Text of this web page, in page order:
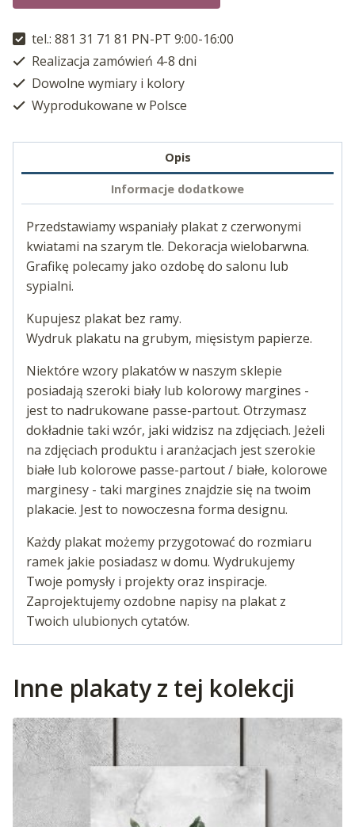
tel.: 881 31 71 81 PN-PT 9:00-16:00
Realizacja zamówień 4-8 dni
Dowolne wymiary i kolory
Wyprodukowane w Polsce
Opis
Informacje dodatkowe
Przedstawiamy wspaniały plakat z czerwonymi
kwiatami na szarym tle. Dekoracja wielobarwna.
Grafikę polecamy jako ozdobę do salonu lub
sypialni.
Kupujesz plakat bez ramy.
Wydruk plakatu na grubym, mięsistym papierze.
Niektóre wzory plakatów w naszym sklepie
posiadają szeroki biały lub kolorowy margines -
jest to nadrukowane passe-partout. Otrzymasz
dokładnie taki wzór, jaki widzisz na zdjęciach. Jeżeli
na zdjęciach produktu i aranżacjach jest szerokie
białe lub kolorowe passe-partout / białe, kolorowe
marginesy - taki margines znajdzie się na twoim
plakacie. Jest to nowoczesna forma designu.
Każdy plakat możemy przygotować do rozmiaru
ramek jakie posiadasz w domu. Wydrukujemy
Twoje pomysły i projekty oraz inspiracje.
Zaprojektujemy ozdobne napisy na plakat z
Twoich ulubionych cytatów.
Inne plakaty z tej kolekcji